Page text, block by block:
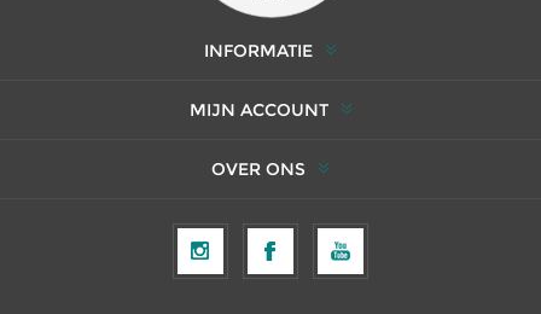
INFORMATIE
MIJN ACCOUNT
OVER ONS